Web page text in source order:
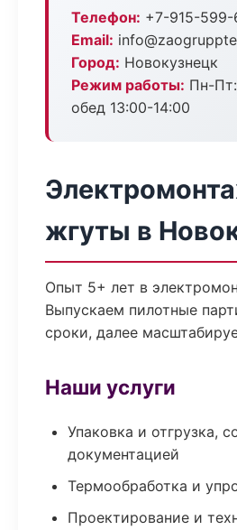
Телефон: +7-915-599-
Email:
Город: Новокузнецк
Режим работы: Пн-
обед 13:00-14:00
жгуты в
Опыт 5+ лет в
Выпускаем пилотные
сроки, далее
Наши услуги
Упаковка и отгрузка,
документацией
Термообработка и
Проектирование и